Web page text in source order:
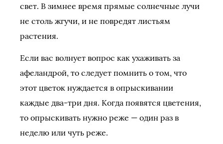
свет. В зимнее время прямые солнечные лучи
не столь жгучи, и не повредят листьям
растения.
Если вас волнует вопрос как ухаживать за
афеландрой, то следует помнить о том, что
этот цветок нуждается в опрыскивании
каждые два-три дня. Когда появятся цветения,
то опрыскивать нужно реже — один раз в
неделю или чуть реже.